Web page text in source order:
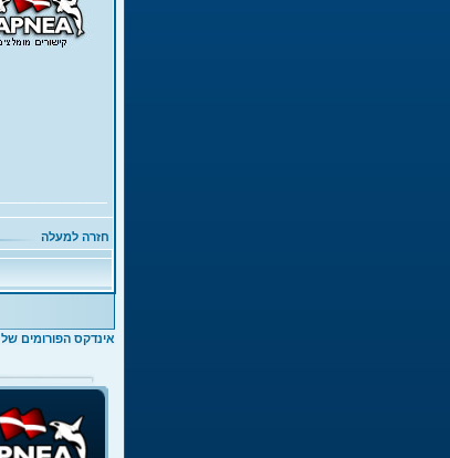
חזרה למעלה
אינדקס הפורומים של APNEA